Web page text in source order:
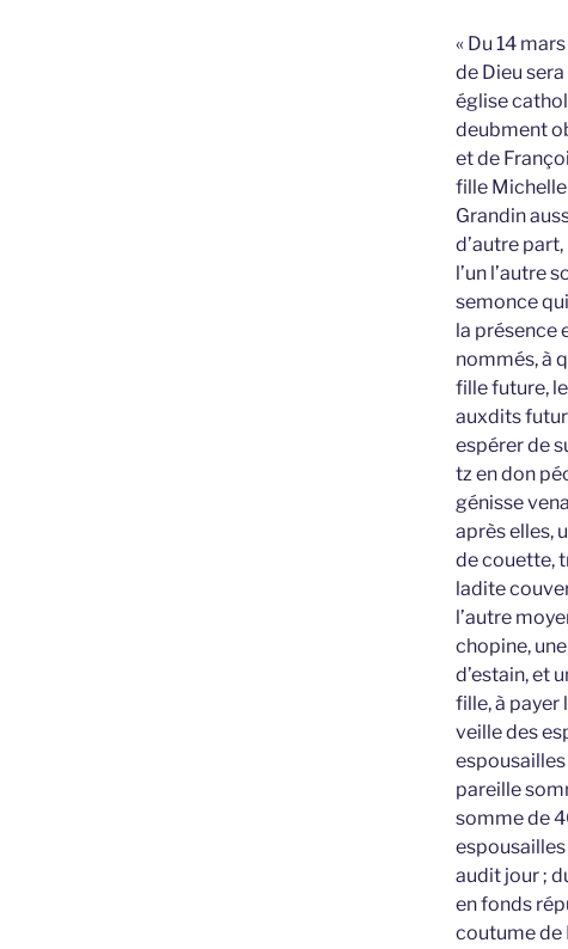
« Du 14
de Dieu
église
deubment
et de
fille
Grandin
d’autre
l’un l’autre
semonce
la présence
nommés, à
fille future,
auxdits
espérer de
tz en don
génisse
après elles,
de couette,
ladite
l’autre
chopine,
d’estain, et
fille, à payer
veille des
espousailles
pareille
somme de
audit jour ;
en fonds
coutume de